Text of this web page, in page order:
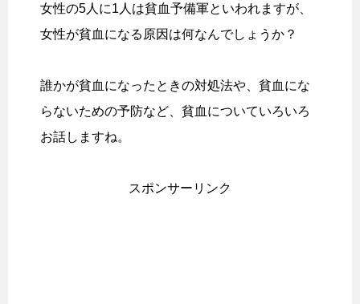
女性の5人に1人は貧血予備軍といわれますが、
女性が貧血になる原因は何なんでしょうか？
誰かが貧血になったときの対処法や、貧血にな
らないための予防など、貧血についていろいろ
お話しますね。
スポンサーリンク